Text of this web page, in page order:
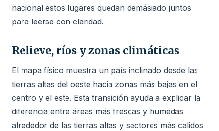
nacional estos lugares quedan demásiado juntos
para leerse con claridad.
Relieve, ríos y zonas climáticas
El mapa físico muestra un país inclinado desde las
tierras altas del oeste hacia zonas más bajas en el
centro y el este. Esta transición ayuda a explicar la
diferencia entre áreas más frescas y humedas
alrededor de las tierras altas y sectores más calidos